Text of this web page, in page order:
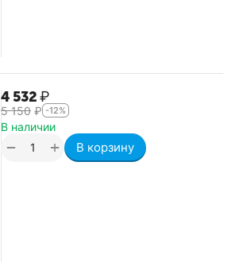
4 532₽
5 150 ₽ -12%
В наличии
+
− В корзину